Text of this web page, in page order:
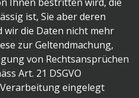
ist, Sie aber deren
wir die Daten nicht mehr
zur Geltendmachung,
von Rechtsansprüchen
Art. 21 DSGVO
eingelegt